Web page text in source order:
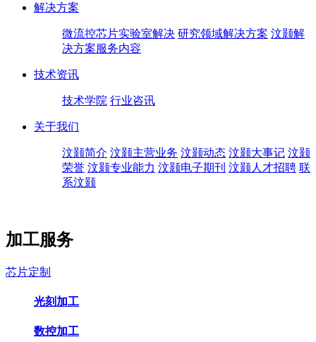
解决方案
微流控芯片实验室解决 研究领域解决方案 汶颢解
决方案服务内容
技术资讯
技术学院 行业咨讯
关于我们
汶颢简介 汶颢主营业务 汶颢动态 汶颢大事记 汶颢
荣誉 汶颢专业能力 汶颢电子期刊 汶颢人才招聘 联
系汶颢
加工服务
芯片定制
光刻加工
数控加工